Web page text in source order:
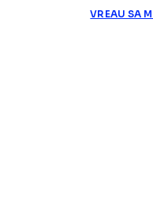
VREAU SA